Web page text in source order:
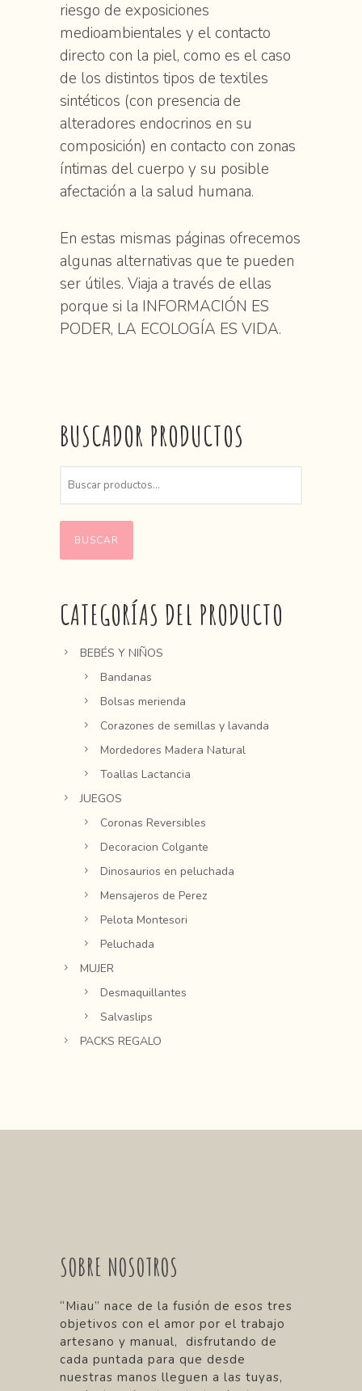
riesgo de exposiciones
medioambientales y el contacto
directo con la piel, como es el caso
de los distintos tipos de textiles
sintéticos (con presencia de
alteradores endocrinos en su
composición) en contacto con zonas
íntimas del cuerpo y su posible
afectación a la salud humana.
En estas mismas páginas ofrecemos
algunas alternativas que te pueden
ser útiles. Viaja a través de ellas
porque si la INFORMACIÓN ES
PODER, LA ECOLOGÍA ES VIDA.
BUSCADOR PRODUCTOS
BUSCAR
CATEGORÍAS DEL PRODUCTO
BEBÉS Y NIÑOS
Bandanas
Bolsas merienda
Corazones de semillas y lavanda
Mordedores Madera Natural
Toallas Lactancia
JUEGOS
Coronas Reversibles
Decoracion Colgante
Dinosaurios en peluchada
Mensajeros de Perez
Pelota Montesori
Peluchada
MUJER
Desmaquillantes
Salvaslips
PACKS REGALO
SOBRE NOSOTROS
“Miau” nace de la fusión de esos tres
objetivos con el amor por el trabajo
artesano y manual, disfrutando de
cada puntada para que desde
nuestras manos lleguen a las tuyas,